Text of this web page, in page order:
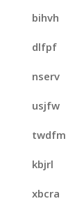
bihvh
dlfpf
nserv
usjfw
twdfm
kbjrl
xbcra